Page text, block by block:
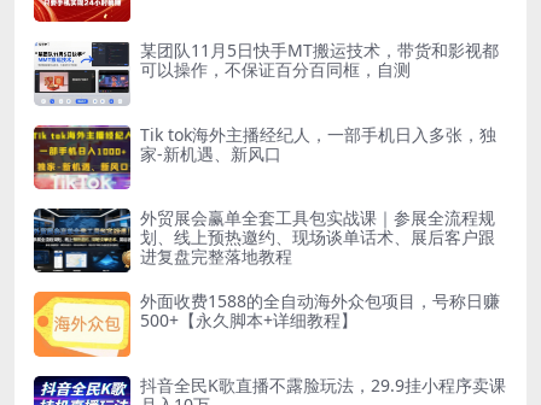
某团队11月5日快手MT搬运技术，带货和影视都
可以操作，不保证百分百同框，自测
Tik tok海外主播经纪人，一部手机日入多张，独
家-新机遇、新风口
外贸展会赢单全套工具包实战课｜参展全流程规
划、线上预热邀约、现场谈单话术、展后客户跟
进复盘完整落地教程
外面收费1588的全自动海外众包项目，号称日赚
500+【永久脚本+详细教程】
抖音全民K歌直播不露脸玩法，29.9挂小程序卖课